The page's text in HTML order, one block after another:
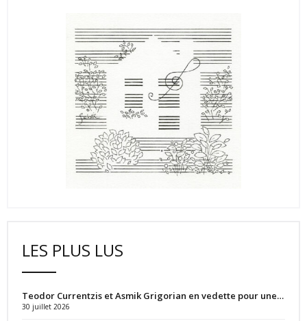
LES PLUS LUS
Teodor Currentzis et Asmik Grigorian en vedette pour une…
30 juillet 2026